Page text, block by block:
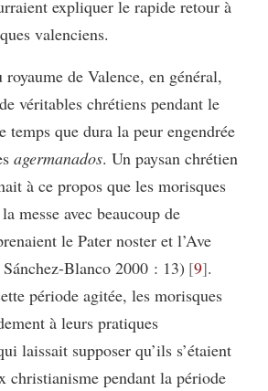
expliquer le rapide retour à
valenciens.
de Valence, en général,
véritables chrétiens pendant le
temps que dura la peur engendrée
agermanados. Un paysan chrétien
à ce propos que les morisques
messe avec beaucoup de
le Pater noster et l’Ave
Blanco 2000 : 13) 9 .
période agitée, les morisques
à leurs pratiques
laissait supposer qu’ils s’étaient
christianisme pendant la période